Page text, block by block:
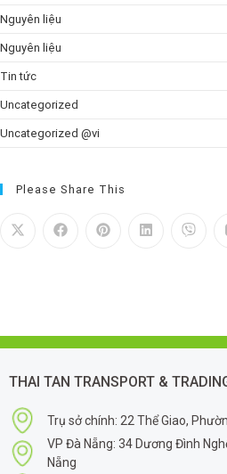
Nguyên liệu
Nguyên liệu
Tin tức
Uncategorized
Uncategorized @vi
Please Share This
THAI TAN TRANSPORT &
Trụ sở chính: 22 Thể Giao,
VP Đà Nẵng: 34 Dương Đình
Nẵng